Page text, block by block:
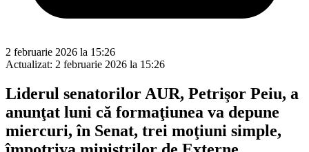
2 februarie 2026 la 15:26
Actualizat: 2 februarie 2026 la 15:26
Liderul senatorilor AUR, Petrişor Peiu, a
anunţat luni că formaţiunea va depune
miercuri, în Senat, trei moţiuni simple,